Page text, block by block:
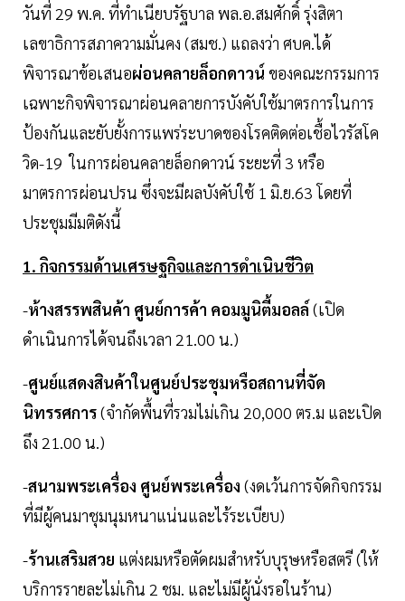
วันที่ 29 พ.ค. ที่ทำเนียบรัฐบาล พล.อ.สมศักดิ์ รุ่งสิตา
เลขาธิการสภาความมั่นคง (สมช.) แถลงว่า ศบค.ได้
พิจารณาข้อเสนอผ่อนคลายล็อกดาวน์ ของคณะกรรมการ
เฉพาะกิจพิจารณาผ่อนคลายการบังคับใช้มาตรการในการ
ป้องกันและยับยั้งการแพร่ระบาดของโรคติดต่อเชื้อไวรัสโค
วิด-19 ในการผ่อนคลายล็อกดาวน์ ระยะที่ 3 หรือ
มาตรการผ่อนปรน ซึ่งจะมีผลบังคับใช้ 1 มิ.ย.63 โดยที่
ประชุมมีมติดังนี้
1. กิจกรรมด้านเศรษฐกิจและการดำเนินชีวิต
-ห้างสรรพสินค้า ศูนย์การค้า คอมมูนิตี้มอลล์ (เปิด
ดำเนินการได้จนถึงเวลา 21.00 น.)
-ศูนย์แสดงสินค้าในศูนย์ประชุมหรือสถานที่จัด
นิทรรศการ(จำกัดพื้นที่รวมไม่เกิน 20,000 ตร.ม และเปิด
ถึง 21.00 น.)
-สนามพระเครื่อง ศูนย์พระเครื่อง (งดเว้นการจัดกิจกรรม
ที่มีผู้คนมาชุมนุมหนาแน่นและไร้ระเบียบ)
-ร้านเสริมสวย แต่งผมหรือตัดผมสำหรับบุรุษหรือสตรี (ให้
บริการรายละไม่เกิน 2 ชม. และไม่มีผู้นั่งรอในร้าน)